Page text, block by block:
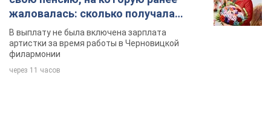
жаловалась: сколько получала
певица
В выплату не была включена зарплата
артистки за время работы в Черновицкой
филармонии
через 11 часов